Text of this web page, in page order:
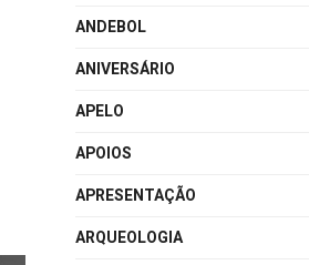
ANDEBOL
ANIVERSÁRIO
APELO
APOIOS
APRESENTAÇÃO
ARQUEOLOGIA